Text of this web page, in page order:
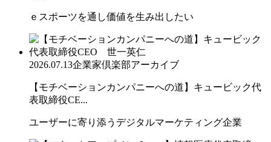
ｅスポーツを通し価値を生み出したい
2026.07.13企業家倶楽部アーカイブ
【モチベーションカンパニーへの道】キュービック代
表取締役CE...
ユーザーに寄り添うデジタルマーケティング企業